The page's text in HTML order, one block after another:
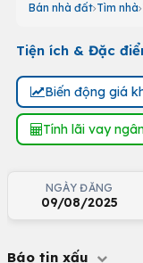
Bán nhà đất Tìm nhà
Tiện ích & Đặc
Biến động giá
Tính lãi vay
NGÀY ĐĂNG
09/08/2025
Báo tin xấu